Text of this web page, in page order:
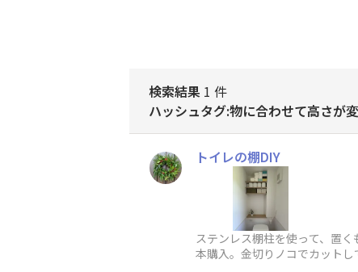
検索結果 1 件
ハッシュタグ:物に合わせて高さが
トイレの棚DIY
ステンレス棚柱を使って、置
本購入。金切りノコでカット